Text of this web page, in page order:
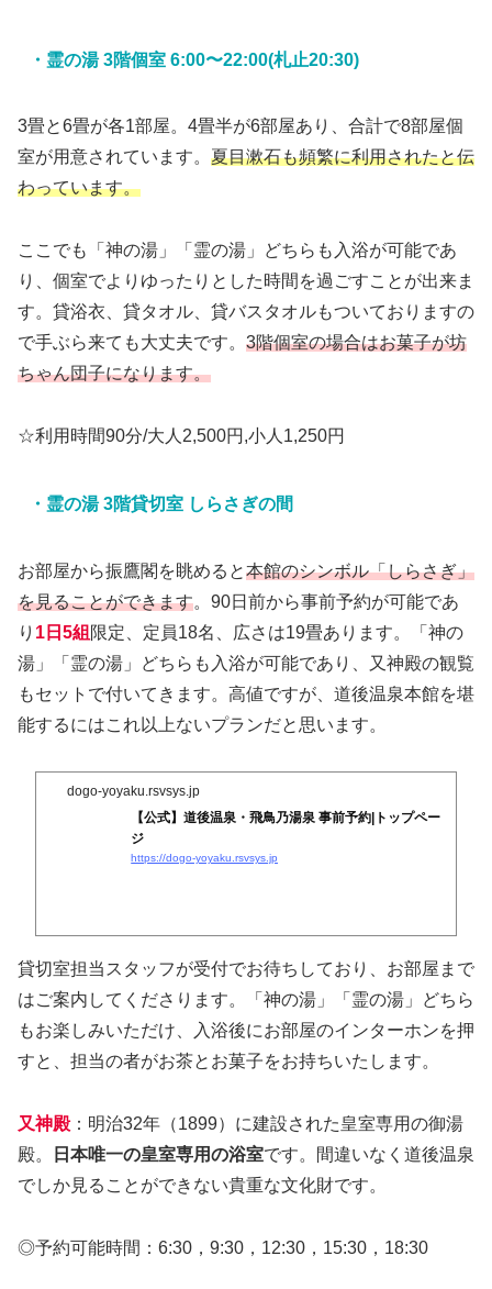
・霊の湯 3階個室 6:00〜22:00(札止20:30)
3畳と6畳が各1部屋。4畳半が6部屋あり、合計で8部屋個
室が用意されています。 夏目漱石も頻繁に利用されたと伝
わっています。
ここでも「神の湯」「霊の湯」どちらも入浴が可能であ
り、個室でよりゆったりとした時間を過ごすことが出来ま
す。貸浴衣、貸タオル、貸バスタオルもついておりますの
で手ぶら来ても大丈夫です。 3階個室の場合はお菓子が坊
ちゃん団子になります。
☆利用時間90分/大人2,500円,小人1,250円
・霊の湯 3階貸切室 しらさぎの間
お部屋から振鷹閣を眺めると本館のシンボル「しらさぎ」
を見ることができます。90日前から事前予約が可能であ
り 1日5組 限定、定員18名、広さは19畳あります。「神の
湯」「霊の湯」どちらも入浴が可能であり、又神殿の観覧
もセットで付いてきます。高値ですが、道後温泉本館を堪
能するにはこれ以上ないプランだと思います。
dogo-yoyaku.rsvsys.jp
【公式】道後温泉・飛鳥乃湯泉 事前予約|トップペー
ジ
https://dogo-yoyaku.rsvsys.jp
貸切室担当スタッフが受付でお待ちしており、お部屋まで
はご案内してくださります。「神の湯」「霊の湯」どちら
もお楽しみいただけ、入浴後にお部屋のインターホンを押
すと、担当の者がお茶とお菓子をお持ちいたします。
又神殿：明治32年（1899）に建設された皇室専用の御湯
殿。
日本唯一の皇室専用の浴室です。間違いなく道後温泉
でしか見ることができない貴重な文化財です。
◎予約可能時間：6:30，9:30，12:30，15:30，18:30